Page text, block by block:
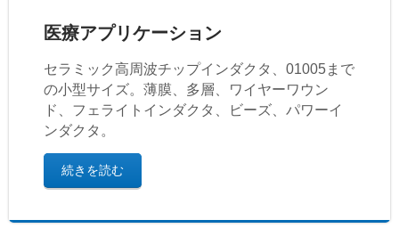
医療アプリケーション
セラミック高周波チップインダクタ、01005まで
の小型サイズ。薄膜、多層、ワイヤーワウン
ド、フェライトインダクタ、ビーズ、パワーイ
ンダクタ。
続きを読む